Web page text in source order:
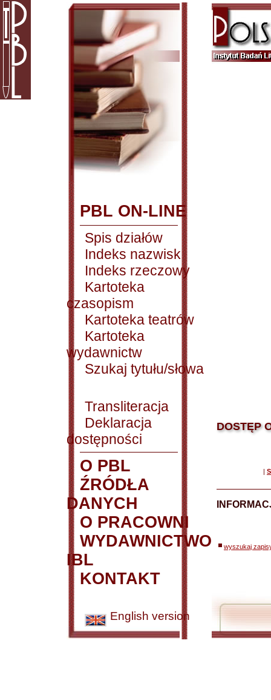
PBL ON-LINE
Spis działów
Indeks nazwisk
Indeks rzeczowy
Kartoteka
czasopism
Kartoteka teatrów
Kartoteka
wydawnictw
Szukaj tytułu/słowa
Transliteracja
Deklaracja
dostępności
O PBL
ŹRÓDŁA
DANYCH
O PRACOWNI
WYDAWNICTWO
IBL
KONTAKT
English version
DOSTĘP
|
wyszukaj